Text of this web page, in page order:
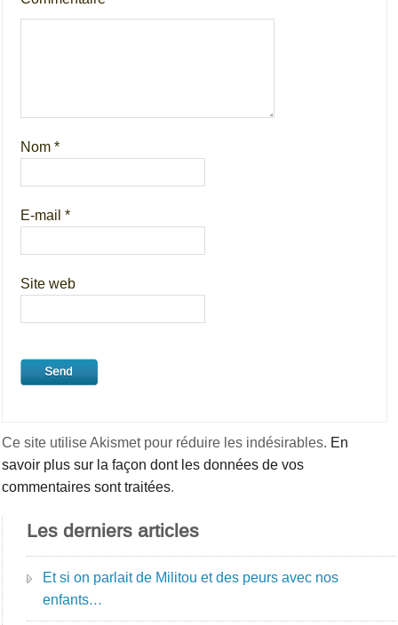
Nom*
E-mail*
Site web
Ce site utilise Akismet pour réduire les indésirables. En
savoir plus sur la façon dont les données de vos
commentaires sont traitées.
Les derniers articles
Et si on parlait de Militou et des peurs avec nos
enfants…